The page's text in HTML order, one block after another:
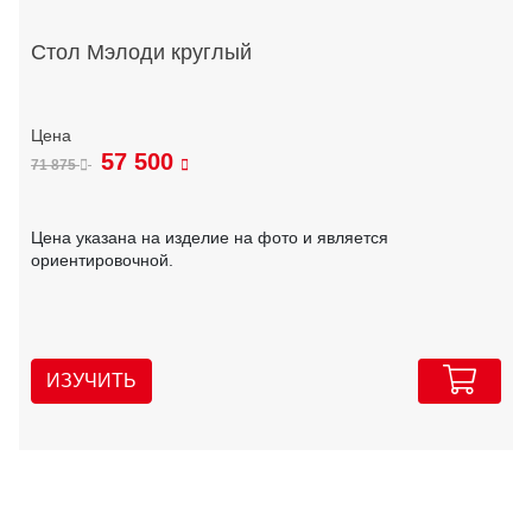
Стол Мэлоди круглый
71 875 57 500
Цена указана на изделие на фото и является
ориентировочной.
ИЗУЧИТЬ